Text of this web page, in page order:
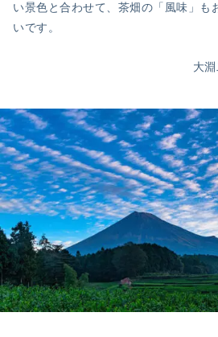
い景色と合わせて、茶畑の「風味」も
いです。
大